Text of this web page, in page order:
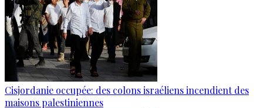
Cisjordanie occupée: des colons israéliens incendient des
maisons palestiniennes